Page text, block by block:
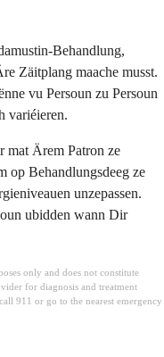
Behandlung,
Zäitplang maache musst.
vu Persoun zu Persoun
variéieren.
mat Ärem Patron ze
op Behandlungsdeeg ze
unzepassen.
ubidden wann Dir
only and does not constitute
for diagnosis and treatment
911 or go to the nearest emergency